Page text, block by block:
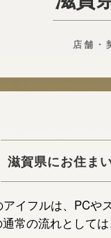
店舗・
滋賀県にお住ま
イフルは、PCや
常の流れとしては